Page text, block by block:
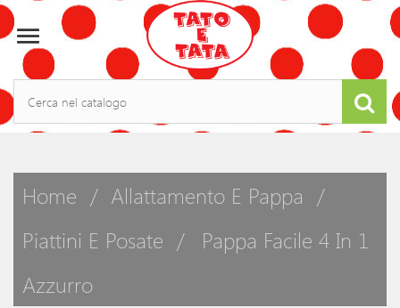

Home
Allattamento E Pappa
Piattini E Posate
Pappa Facile 4 In 1
Azzurro